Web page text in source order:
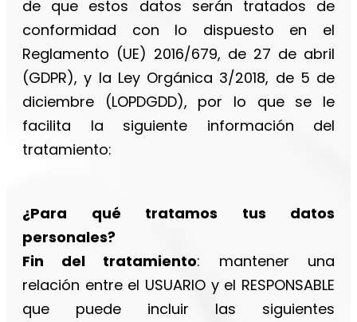
de que estos datos serán tratados de
conformidad con lo dispuesto en el
Reglamento (UE) 2016/679, de 27 de abril
(GDPR), y la Ley Orgánica 3/2018, de 5 de
diciembre (LOPDGDD), por lo que se le
facilita la siguiente información del
tratamiento:
¿Para qué tratamos tus datos
personales?
Fin del tratamiento: mantener una
relación entre el USUARIO y el RESPONSABLE
que puede incluir las siguientes